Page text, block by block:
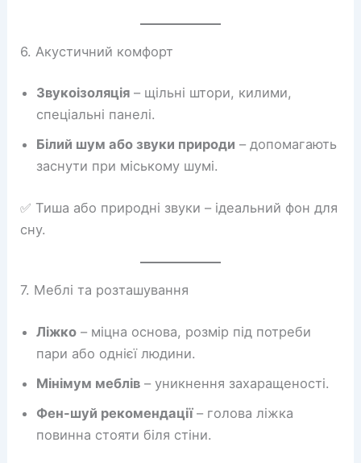
6. Акустичний комфорт
Звукоізоляція – щільні штори, килими,
спеціальні панелі.
Білий шум або звуки природи – допомагають
заснути при міському шумі.
✅ Тиша або природні звуки – ідеальний фон для
сну.
7. Меблі та розташування
Ліжко – міцна основа, розмір під потреби
пари або однієї людини.
Мінімум меблів – уникнення захаращеності.
Фен-шуй рекомендації– голова ліжка
повинна стояти біля стіни.